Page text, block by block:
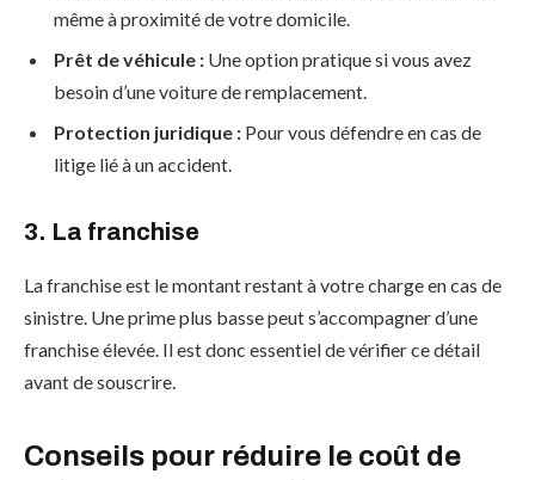
même à proximité de votre domicile.
Prêt de véhicule : Une option pratique si vous avez
besoin d’une voiture de remplacement.
Protection juridique : Pour vous défendre en cas de
litige lié à un accident.
3. La franchise
La franchise est le montant restant à votre charge en cas de
sinistre. Une prime plus basse peut s’accompagner d’une
franchise élevée. Il est donc essentiel de vérifier ce détail
avant de souscrire.
Conseils pour réduire le coût de